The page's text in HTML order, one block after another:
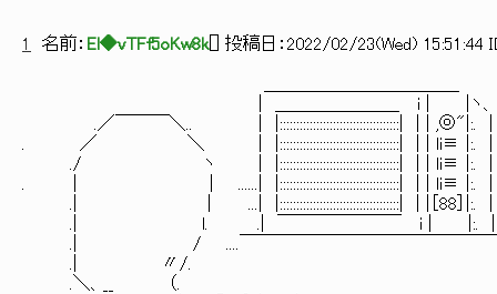
1 名前： El◆vTFf5oKw8k[ ] 投稿日： 2022/02/23(Wed) 15:51:44
| ＿＿＿＿＿＿＿ i | |ヽ、 ..
.／￣￣￣＼.. |
. ／ ＼ |
./ ヽ |
. | | ......|
.| | ...| |::::::::::::::::::::::::::::::::::::| | |
.| l. .| ￣￣￣￣￣￣￣
.| / ....￣￣￣￣￣￣￣￣￣￣￣
.| 〃/. ∨| .|
.＼、__ （. ヽ|＼ト､